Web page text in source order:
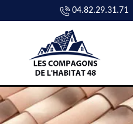
04.82.29.31.71